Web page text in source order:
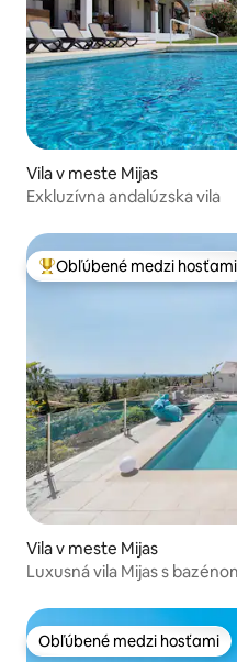
Vila v meste Mijas
Exkluzívna andalúzska vila
Najobľúbenejšie medzi
Obľúbené medzi hosťami
Vila v meste Mijas
Luxusná vila Mijas s
Obľúbené medzi hosťami
Obľúbené medzi hosťami